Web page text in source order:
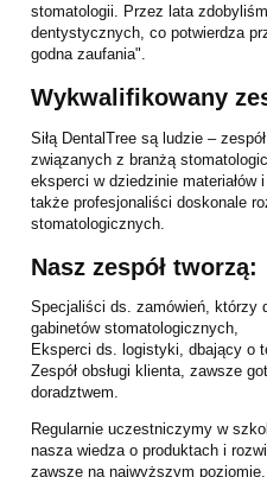
stomatologii. Przez lata
dentystycznych, co potwierdza
godna zaufania".
Wykwalifikowany
Siłą DentalTree są ludzie –
związanych z branżą
eksperci w dziedzinie
także profesjonaliści doskonale
stomatologicznych.
Nasz zespół tworzą:
Specjaliści ds. zamówień, którzy
gabinetów stomatologicznych,
Eksperci ds. logistyki, dbający o
Zespół obsługi klienta, zawsze
doradztwem.
Regularnie uczestniczymy w
nasza wiedza o produktach i
zawsze na najwyższym